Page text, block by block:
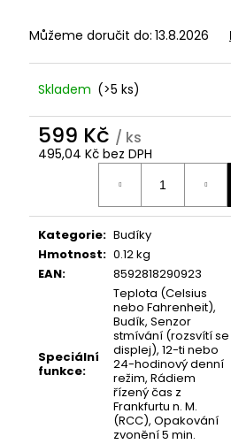
Můžeme doručit do: 13.8.2026
Skladem (>5 ks)
599 Kč / ks
495,04 Kč bez DPH
Kategorie: Budíky
Hmotnost: 0.12 kg
EAN: 8592818290923
Speciální
funkce:
Teplota (Celsius
nebo Fahrenheit),
Budík, Senzor
stmívání (rozsvítí se
displej), 12-ti nebo
24-hodinový denní
režim, Rádiem
řízený čas z
Frankfurtu n. M.
(RCC), Opakování
zvonění 5 min.